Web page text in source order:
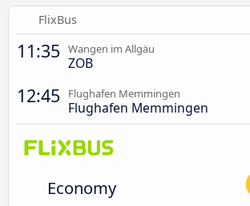
FlixBus
11:35 Wangen im Allgäu
ZOB
12:45 Flughafen Memmingen
Flughafen Memmingen
Economy